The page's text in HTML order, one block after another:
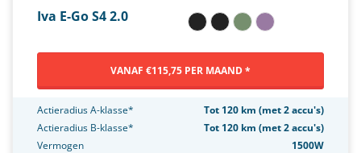
Iva E-Go S4 2.0
VANAF €115,75 PER MAAND *
Actieradius A-klasse*
Tot 120 km (met 2 accu's)
Actieradius B-klasse*
Tot 120 km (met 2 accu's)
Vermogen
1500W